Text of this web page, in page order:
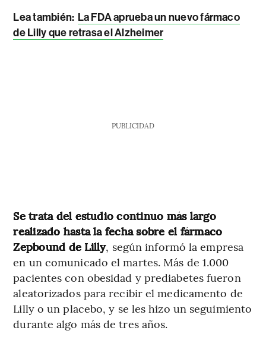
Lea también: La FDA aprueba un nuevo fármaco
de Lilly que retrasa el Alzheimer
PUBLICIDAD
Se trata del estudio continuo más largo
realizado hasta la fecha sobre el fármaco
Zepbound de Lilly, según informó la empresa
en un comunicado el martes. Más de 1.000
pacientes con obesidad y prediabetes fueron
aleatorizados para recibir el medicamento de
Lilly o un placebo, y se les hizo un seguimiento
durante algo más de tres años.